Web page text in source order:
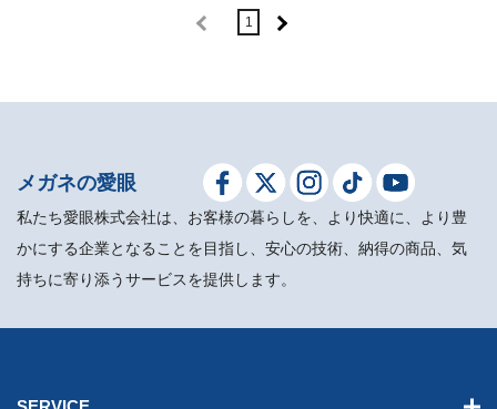
1
メガネの愛眼
私たち愛眼株式会社は、お客様の暮らしを、より快適に、より豊
かにする企業となることを目指し、安心の技術、納得の商品、気
持ちに寄り添うサービスを提供します。